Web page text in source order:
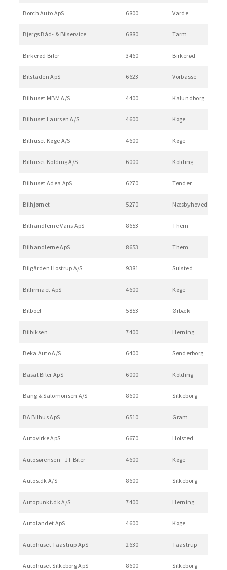
Borch Auto ApS 6800 Varde
Bjergs Båd- & Bilservice 6880 Tarm
Birkerød Biler 3460 Birkerød
Bilstaden ApS 6623 Vorbasse
Bilhuset MBM A/S 4400 Kalundborg
Bilhuset Laursen A/S 4600 Køge
Bilhuset Køge A/S 4600 Køge
Bilhuset Kolding A/S 6000 Kolding
Bilhuset Adea ApS 6270 Tønder
Bilhjørnet 5270 Næsbyhoved Broby
Bilhandlerne Vans ApS 8653 Them
Bilhandlerne ApS 8653 Them
Bilgården Hostrup A/S 9381 Sulsted
Bilfirmaet ApS 4600 Køge
Bilboel 5853 Ørbæk
Bilbiksen 7400 Herning
Beka Auto A/S 6400 Sønderborg
Basal Biler ApS 6000 Kolding
Bang & Salomonsen A/S 8600 Silkeborg
BA Bilhus ApS 6510 Gram
Autovirke ApS 6670 Holsted
Autosørensen - JT Biler 4600 Køge
Autos.dk A/S 8600 Silkeborg
Autopunkt.dk A/S 7400 Herning
Autolandet ApS 4600 Køge
Autohuset Taastrup ApS 2630 Taastrup
Autohuset Silkeborg ApS 8600 Silkeborg